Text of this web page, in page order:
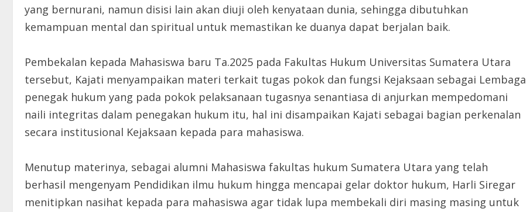
yang bernurani, namun disisi lain akan diuji oleh kenyataan dunia, sehingga dibutuhkan
kemampuan mental dan spiritual untuk memastikan ke duanya dapat berjalan baik.
Pembekalan kepada Mahasiswa baru Ta.2025 pada Fakultas Hukum Universitas Sumatera Utara
tersebut, Kajati menyampaikan materi terkait tugas pokok dan fungsi Kejaksaan sebagai Lembaga
penegak hukum yang pada pokok pelaksanaan tugasnya senantiasa di anjurkan mempedomani
naili integritas dalam penegakan hukum itu, hal ini disampaikan Kajati sebagai bagian perkenalan
secara institusional Kejaksaan kepada para mahasiswa.
Menutup materinya, sebagai alumni Mahasiswa fakultas hukum Sumatera Utara yang telah
berhasil mengenyam Pendidikan ilmu hukum hingga mencapai gelar doktor hukum, Harli Siregar
menitipkan nasihat kepada para mahasiswa agar tidak lupa membekali diri masing masing untuk